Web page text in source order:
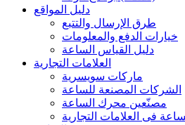
دليل المواقع
طرق الإرسال والتتبع
خيارات الدفع والمعلومات
دليل القياس الساعة
العلامات التجارية
ماركات سويسرية
الشركات المصنعة للساعة
مصنّعين محرك الساعة
فی العلامات التجارية